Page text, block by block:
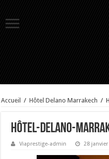
Accueil / Hôtel Delano Marrakech /
Hôtel-Delano-
Viaprestige-admin 28 janvier